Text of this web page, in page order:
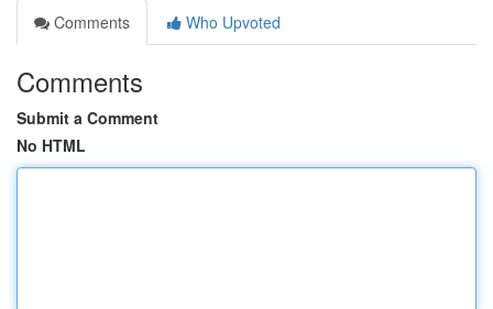
Comments
Who Upvoted
Comments
Submit a Comment
No HTML